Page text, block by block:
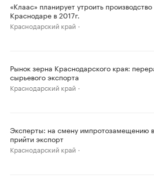
«Клаас» планирует утроить
Краснодаре в 2017г.
Краснодарский край
Рынок зерна Краснодарского края:
сырьевого экспорта
Краснодарский край
Эксперты: на смену импротозамещению
прийти экспорт
Краснодарский край